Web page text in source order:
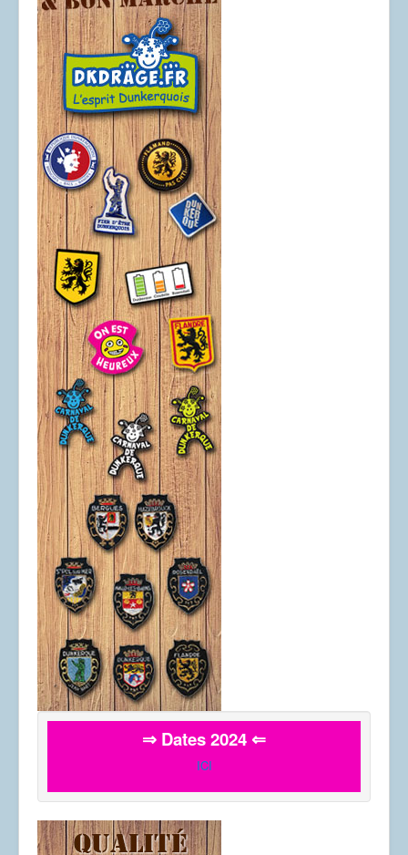
⇒ Dates 2024 ⇐
ICI